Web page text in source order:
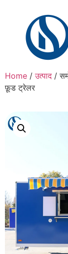
Home /उत्पाद/
फ़ूड ट्रेलर